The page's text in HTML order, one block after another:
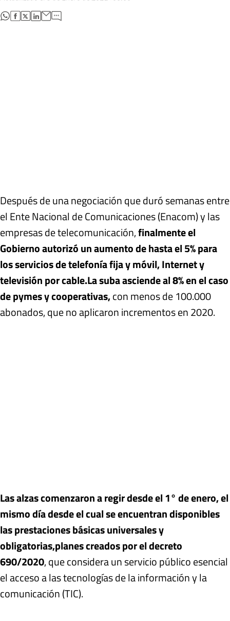
abre en nueva pestaña
abre en nueva pestaña
abre en nueva pestaña
abre en nueva pestaña
Después de una negociación que duró semanas entre
el Ente Nacional de Comunicaciones (Enacom) y las
empresas de telecomunicación,finalmente el
Gobierno autorizó un aumento de hasta el 5% para
los servicios de telefonía fija y móvil, Internet y
televisión por cable.La suba asciende al 8% en el caso
de pymes y cooperativas,con menos de 100.000
abonados, que no aplicaron incrementos en 2020.
Las alzas comenzaron a regir desde el 1° de enero, el
mismo día desde el cual se encuentran disponibles
las prestaciones básicas universales y
obligatorias,planes creados por el decreto
690/2020, que considera un servicio público esencial
el acceso a las tecnologías de la información y la
comunicación (TIC).